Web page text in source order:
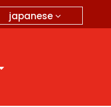
japanese